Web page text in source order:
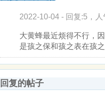
2022-10-04 - 回复:5，
大黄蜂最近烦得不行，
是孩之保和孩之表在孩
回复的帖子